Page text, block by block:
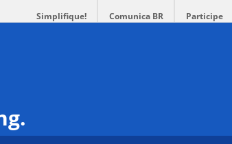
Simplifique! Comunica BR Participe